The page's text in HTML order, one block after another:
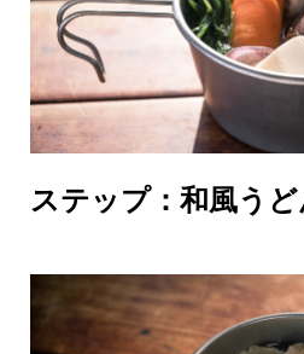
ステップ：和風う